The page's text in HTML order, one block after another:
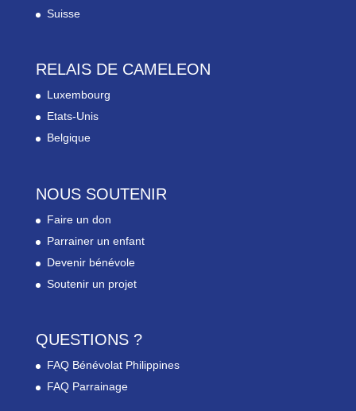
Suisse
RELAIS DE CAMELEON
Luxembourg
Etats-Unis
Belgique
NOUS SOUTENIR
Faire un don
Parrainer un enfant
Devenir bénévole
Soutenir un projet
QUESTIONS ?
FAQ Bénévolat Philippines
FAQ Parrainage